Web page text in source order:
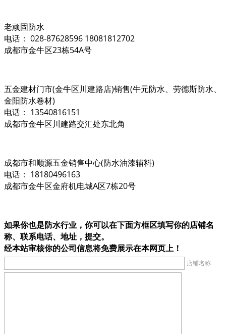
老顽固防水
电话： 028-87628596 18081812702
成都市金牛区23栋54A号
五金建材门市(金牛区川建路店)销售(牛元防水、劳德斯防水、
金阳防水卷材)
电话： 13540816151
成都市金牛区川建路交汇处东北角
成都市和顺源五金销售中心(防水油漆辅料)
电话： 18180496163
成都市金牛区金府机电城A区7栋20号
如果你也是防水行业，你可以在下面方框区填写你的店铺名
称、联系电话、地址，提交。
经本站审核你的公司信息将免费展示在本网页上！
店铺名称